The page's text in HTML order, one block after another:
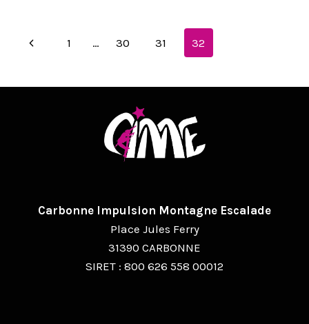
DE
NAVIGATION
Page
1 … 30 31 32
Carbonne Impulsion Montagne Escalade
Place Jules Ferry
31390 CARBONNE
SIRET : 800 626 558 00012